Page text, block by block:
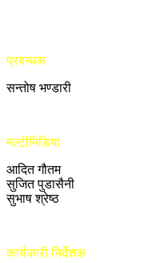
प्रबन्धक
सन्तोष भण्डारी
मल्टीमिडिया
आदित गौतम
सुजित पुडासैनी
सुभाष श्रेष्ठ
कार्यकारी निर्देशक